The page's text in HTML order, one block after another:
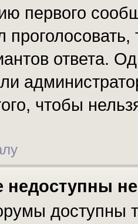
первого
ответа.
чтобы
недоступны
доступны